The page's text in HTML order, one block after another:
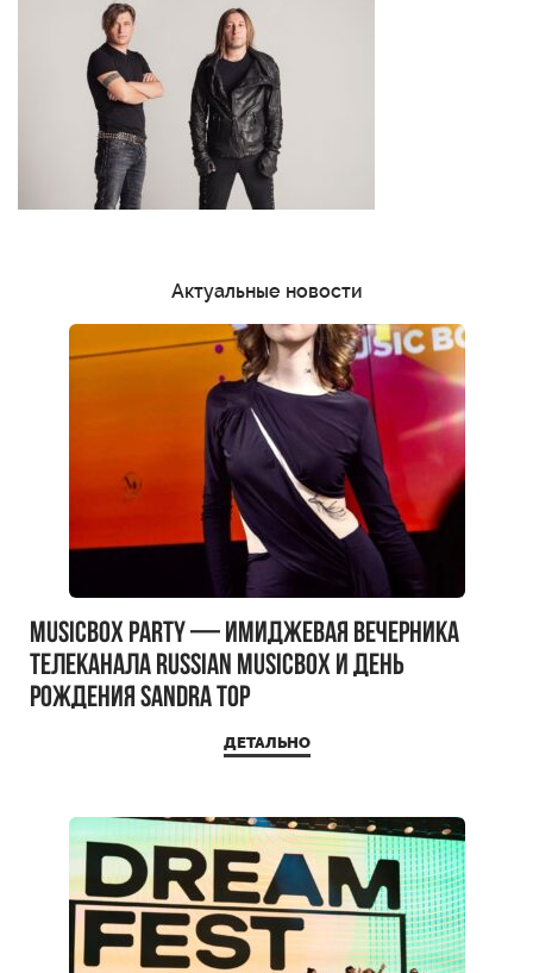
Актуальные новости
MUSICBOX PARTY — имиджевая вечерника
телеканала RUSSIAN MUSICBOX и день
рождения Sandra Top
ДЕТАЛЬНО